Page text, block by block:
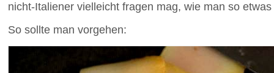
nicht-Italiener vielleicht fragen mag, wie man so
So sollte man vorgehen: